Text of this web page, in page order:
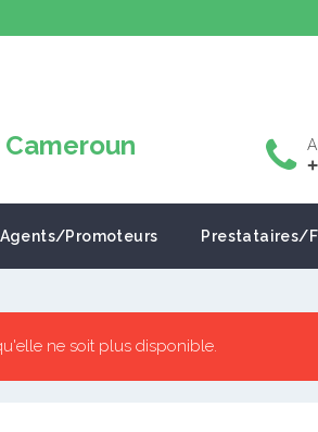
Agents/Promoteurs Prestataires/
ne soit plus disponible.